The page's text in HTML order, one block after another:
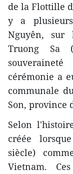
de la Flottille
y a
Nguyên, sur
Truong Sa
cérémonie a
communale
Son, province
Selon
créée
siècle)
Vietnam.